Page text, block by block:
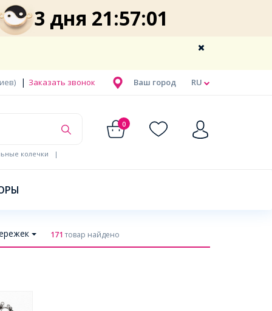
3 дня 21:57:00
RU
Ваш город
| Заказать звонок
0
колечки
|
171товар найдено